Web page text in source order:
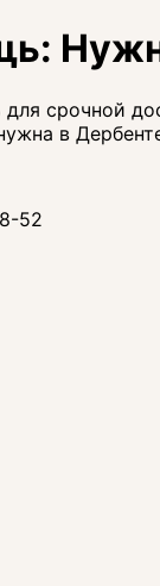
для срочной
в
52